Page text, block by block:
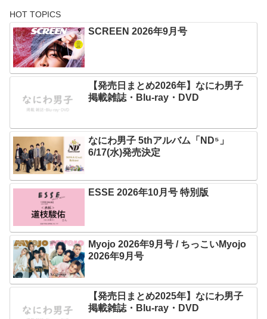
HOT TOPICS
SCREEN 2026年9月号
【発売日まとめ2026年】なにわ男子
掲載雑誌・Blu-ray・DVD
なにわ男子 5thアルバム「ND⁵」
6/17(水)発売決定
ESSE 2026年10月号 特別版
Myojo 2026年9月号 / ちっこいMyojo
2026年9月号
【発売日まとめ2025年】なにわ男子
掲載雑誌・Blu-ray・DVD